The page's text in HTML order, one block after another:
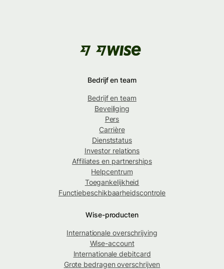
Bedrijf en team
Bedrijf en team
Beveiliging
Pers
Carrière
Dienststatus
Investor relations
Affiliates en partnerships
Helpcentrum
Toegankelijkheid
Functiebeschikbaarheidscontrole
Wise-producten
Internationale overschrijving
Wise-account
Internationale debitcard
Grote bedragen overschrijven